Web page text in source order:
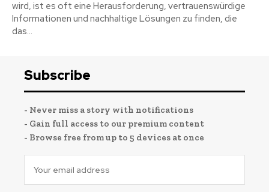
wird, ist es oft eine Herausforderung, vertrauenswürdige
Informationen und nachhaltige Lösungen zu finden, die
das...
Subscribe
- Never miss a story with notifications
- Gain full access to our premium content
- Browse free from up to 5 devices at once